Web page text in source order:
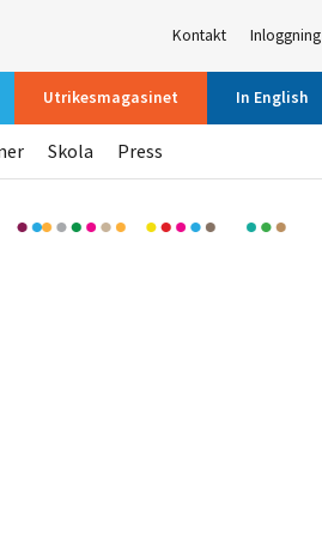
Kontakt Inloggning
Utrikesmagasinet In English
Skola Press